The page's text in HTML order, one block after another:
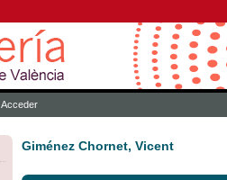
Acceder
Giménez Chornet, Vicent